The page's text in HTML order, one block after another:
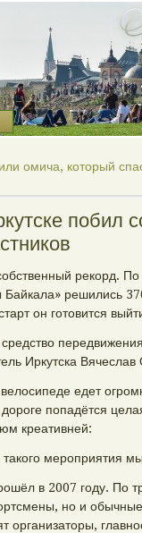
омича, который
побил
рекорд.
решились
он готовится
Иркутска Вячеслав
едет
попадётся
креативней:
такого мероприятия
в 2007 году. По
но и
организаторы,